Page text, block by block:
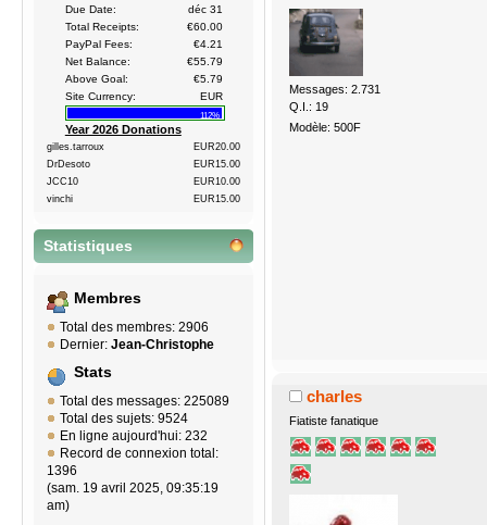
Due Date:
déc 31
Total Receipts:
€60.00
PayPal Fees:
€4.21
Net Balance:
€55.79
Above Goal:
€5.79
Site Currency:
EUR
112%
Year 2026 Donations
gilles.tarroux
EUR20.00
DrDesoto
EUR15.00
JCC10
EUR10.00
vinchi
EUR15.00
Statistiques
Membres
Total des membres: 2906
Dernier: Jean-Christophe
Stats
Total des messages: 225089
Total des sujets: 9524
En ligne aujourd'hui: 232
Record de connexion total:
1396
(sam. 19 avril 2025, 09:35:19
am)
Messages: 2.731
Q.I.: 19
Modèle: 500F
charles
Fiatiste fanatique